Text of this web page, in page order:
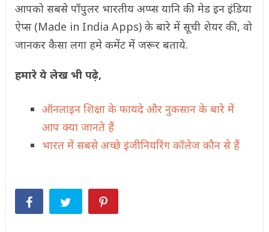
आपको सबसे पॉपुलर भारतीय अप्प्स यानि की मेड इन इंडिया
ऐप्स (Made in India Apps) के बारे में सूची शेयर की, वो
जानकर कैसा लगा हमे कमेंट में जरूर बताये.
हमारे ये लेख भी पढ़े,
ऑनलाइन शिक्षा के फायदे और नुकसान के बारे में
आप क्या जानते हैं
भारत में सबसे अच्छे इंजीनियरिंग कॉलेज कौन से हैं